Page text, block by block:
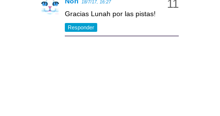
18/7/17, 16:27
Gracias Lunah por las pistas!
Responder